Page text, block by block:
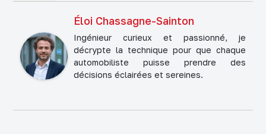
Éloi Chassagne-Sainton
Ingénieur curieux et passionné, je
décrypte la technique pour que chaque
automobiliste puisse prendre des
décisions éclairées et sereines.